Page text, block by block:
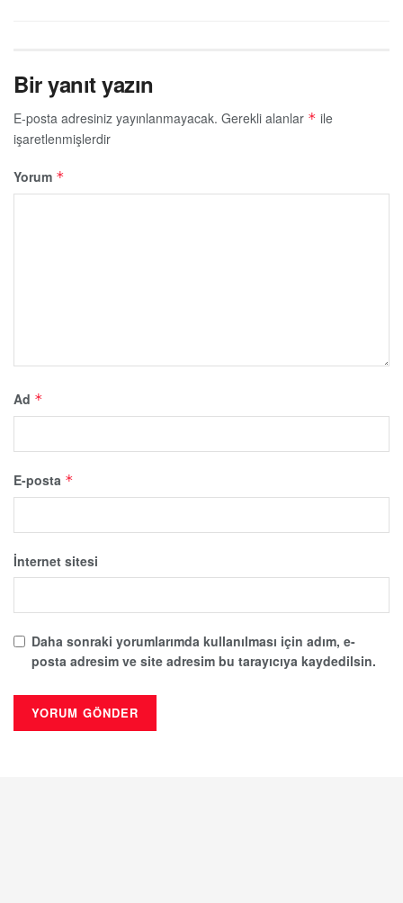
Bir yanıt yazın
E-posta adresiniz yayınlanmayacak. Gerekli alanlar * ile
işaretlenmişlerdir
Yorum *
Ad *
E-posta *
İnternet sitesi
Daha sonraki yorumlarımda kullanılması için adım, e-
posta adresim ve site adresim bu tarayıcıya kaydedilsin.